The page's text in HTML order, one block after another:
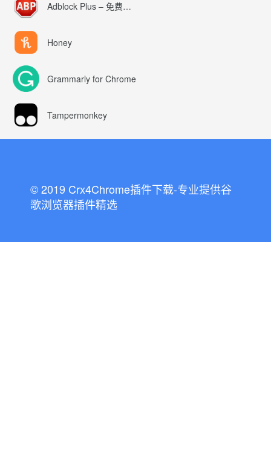
Adblock Plus – 免费的广告拦截器
Honey
Grammarly for Chrome
Tampermonkey
© 2019 Crx4Chrome插件下载-专业提供谷
歌浏览器插件精选